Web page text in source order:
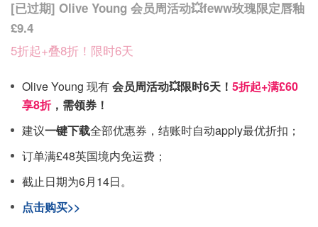
[已过期] Olive Young 会员周活动💥feww玫瑰限定唇釉
£9.4
5折起+叠8折！限时6天
Olive Young 现有会员周活动💥限时6天！ 5折起+满£60
享8折，需领券！
建议一键下载全部优惠券，结账时自动apply最优折扣；
订单满£48英国境内免运费；
截止日期为6月14日。
点击购买>>